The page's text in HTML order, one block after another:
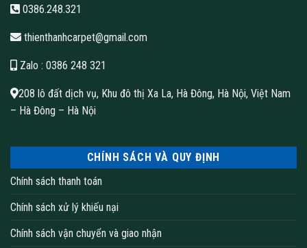
0386.248.321
thienthanhcarpet@gmail.com
Zalo : 0386 248 321
208 lô đất dịch vụ, Khu đô thị Xa La, Hà Đông, Hà Nội, Việt Nam
– Hà Đông – Hà Nội
CHÍNH SÁCH VÀ QUY ĐỊNH
Chính sách thanh toán
Chính sách xử lý khiếu nại
Chính sách vận chuyển và giao nhận